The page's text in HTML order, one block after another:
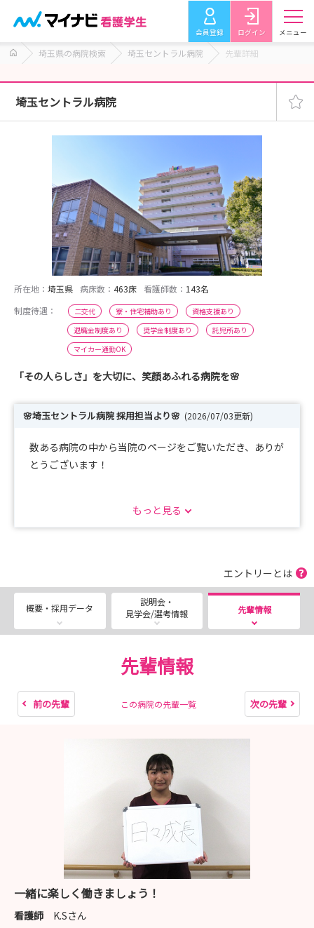
会員登録 ログイン メニュー
埼玉県の病院検索 埼玉セントラル病院 先輩詳細
埼玉セントラル病院
所在地： 埼玉県 病床数： 463床 看護師数： 143名
制度待遇：
二交代 寮・住宅補助あり
資格支援あり
退職金制度あり
奨学金制度あり
託児所あり
マイカー通勤OK
「その人らしさ」を大切に、笑顔あふれる病院を🌸
🌸埼玉セントラル病院 採用担当より🌸 (2026/07/03更新)
数ある病院の中から当院のページをご覧いただき、ありが
とうございます！
供し、回復期リハビリテーション・療養・認知症・精神・
「急性期との違いは？」
そんな疑問をお持ちの方も多いと思います。
などをご案内し、慢性期だからこそできる看護や、多職種
で支えるチーム医療についてお伝えしています。
見学後に「慢性期のイメージが変わった！」という学生さ
んも多くいらっしゃいます。
人研修、休日の過ごし方など、気になることを何でもご相
「まずは話だけ聞いてみたい」「病院の雰囲気を見てみた
い」という方も大歓迎です！
皆さんとお会いできることを、職員一同楽しみにしており
ます。
ぜひお気軽に病院見学・インターンシップへお越しくださ
い！
もっと見る
エントリーとは
概要・採用データ
説明会・
見学会/選考情報
先輩情報
先輩情報
前の先輩 この病院の先輩一覧 次の先輩
一緒に楽しく働きましょう！
看護師 K.Sさん